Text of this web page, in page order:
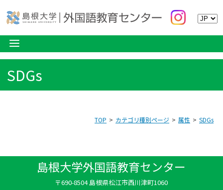
SDGs
TOP カテゴリ種別ページ 属性 SDGs
島根大学外国語教育センター
〒690-8504 島根県松江市西川津町1060